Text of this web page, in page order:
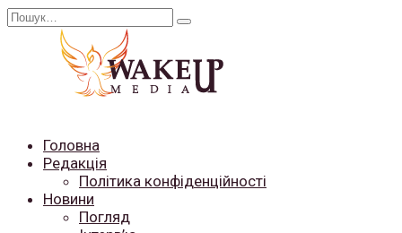
Перейти
Search
Головна
Редакція
Політика конфіденційності
Новини
Погляд